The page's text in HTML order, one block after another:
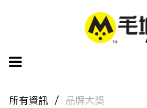
所有資訊 品牌大獎